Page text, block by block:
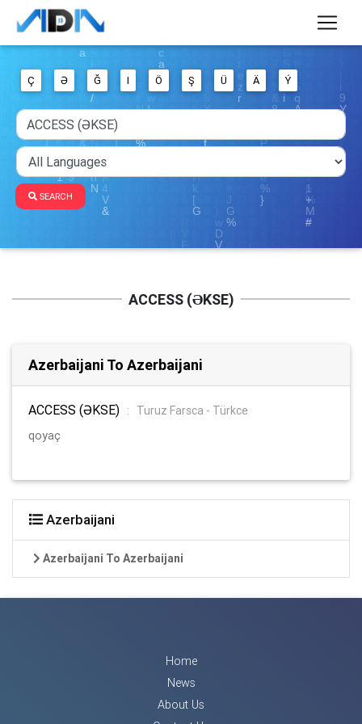
Ç Ə Ğ I Ö Ş Ü Ä Ý
SEARCH
ACCESS (ƏKSE)
Azerbaijani To Azerbaijani
ACCESS (ƏKSE) :
Turuz Farsca - Türkce
qoyaç
Azerbaijani
Azerbaijani To Azerbaijani
Home
News
About Us